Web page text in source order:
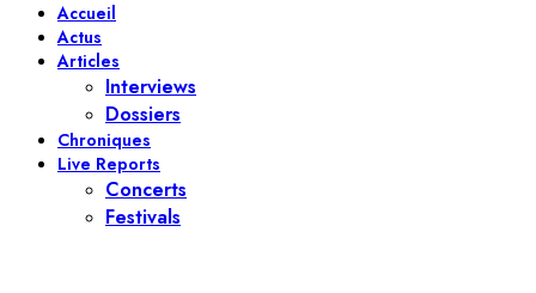
Accueil
Actus
Articles
Interviews
Dossiers
Chroniques
Live Reports
Concerts
Festivals